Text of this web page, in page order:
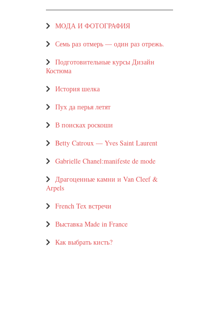
МOДА И ФОТОГРАФИЯ
Семь раз отмерь — один раз отрежь.
Подготовительные курсы Дизайн
Костюма
История шелка
Пух да перья летят
В поисках роскоши
Betty Catroux — Yves Saint Laurent
Gabrielle Chanel:manifeste de mode
Драгоценные камни и Van Cleef &
Arpels
French Tex встречи
Выставка Made in France
Как выбрать кисть?